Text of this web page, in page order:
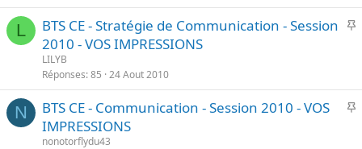
r
t
e
L
I
r
t
BTS CE - Stratégie de Communication - Session
2010 - VOS IMPRESSIONS
LILYB
Réponses 85 24 Aout 2010
N
I
BTS CE - Communication - Session 2010 - VOS
IMPRESSIONS
nonotorflydu43